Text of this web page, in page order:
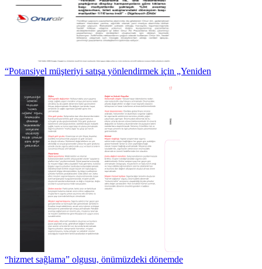
“Potansiyel müşteriyi satışa yönlendirmek için „Yeniden
“hizmet sağlama” olgusu, önümüzdeki dönemde